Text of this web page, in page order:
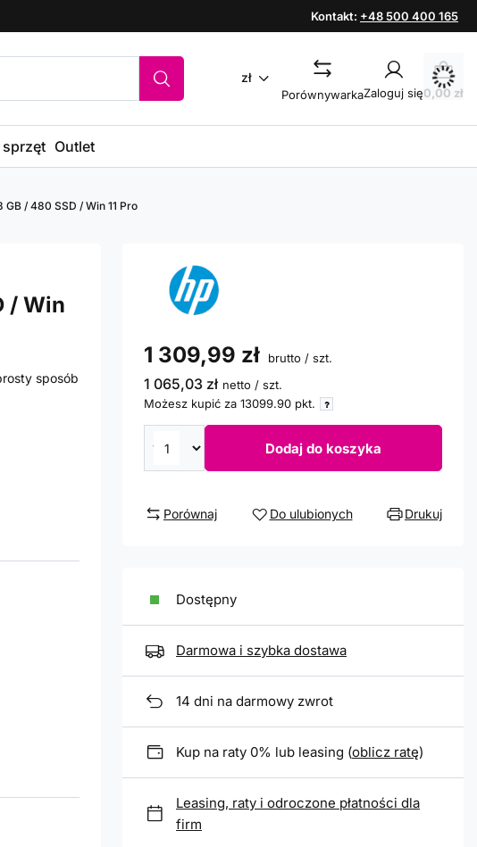
Kontakt: +48 500 400 165
zł
PorównywarkaZaloguj się0,00 zł
Outlet
/ 480 SSD / Win 11 Pro
/ Win
sposób
1 309,99 zł brutto / szt.
1 065,03 zł netto / szt.
Możesz kupić za 13099.90 pkt.
Dodaj do koszyka
Porównaj Do ulubionych Drukuj
Dostępny
Darmowa i szybka dostawa
14 dni na darmowy zwrot
Kup na raty 0% lub leasing (oblicz ratę)
Leasing, raty i odroczone płatności dla
firm